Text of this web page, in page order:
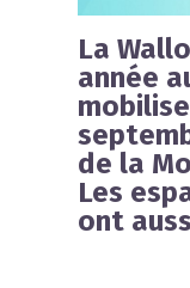
La
année
de la
Les
ont